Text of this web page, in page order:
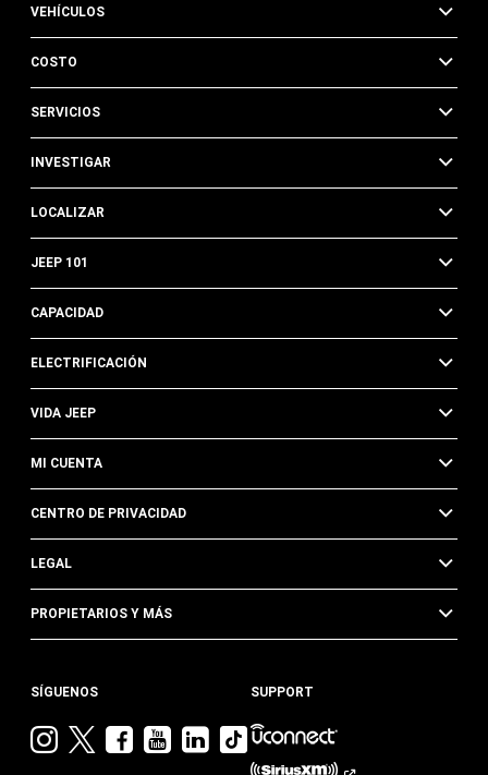
VEHÍCULOS
COSTO
SERVICIOS
INVESTIGAR
LOCALIZAR
JEEP 101
CAPACIDAD
ELECTRIFICACIÓN
VIDA JEEP
MI CUENTA
CENTRO DE PRIVACIDAD
LEGAL
PROPIETARIOS Y MÁS
SÍGUENOS
VisitaVisitaVisitaVisitaVisita
Jeep
Visita
Jeep
SUPPORT